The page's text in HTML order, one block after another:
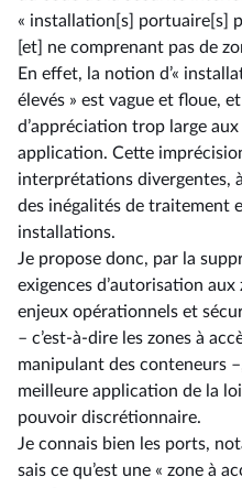
« installation[s] portuaire[s]
[et] ne comprenant pas de
En effet, la notion d’«
élevés » est vague et floue,
d’appréciation trop large
application. Cette
interprétations divergentes,
des inégalités de traitement
installations.
Je propose donc, par la
exigences d’autorisation
enjeux opérationnels et
–⁠ c’est-à-dire les zones à
manipulant des conteneurs
meilleure application de la
pouvoir discrétionnaire.
Je connais bien les ports,
sais ce qu’est une « zone à